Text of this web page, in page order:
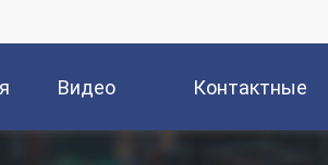
Видео Контактные